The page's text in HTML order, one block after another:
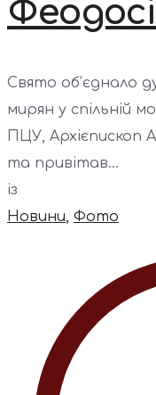
Свято об’єднало
мирян у спільній
ПЦУ, Архієпископ
та привітав...
із
Новини Фото